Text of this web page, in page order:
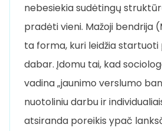
nebesiekia sudėtingų
pradėti vieni. Mažoji bendrija
ta forma, kuri leidžia
dabar. Įdomu tai, kad
vadina „jaunimo verslumo
nuotoliniu darbu ir
atsiranda poreikis ypač